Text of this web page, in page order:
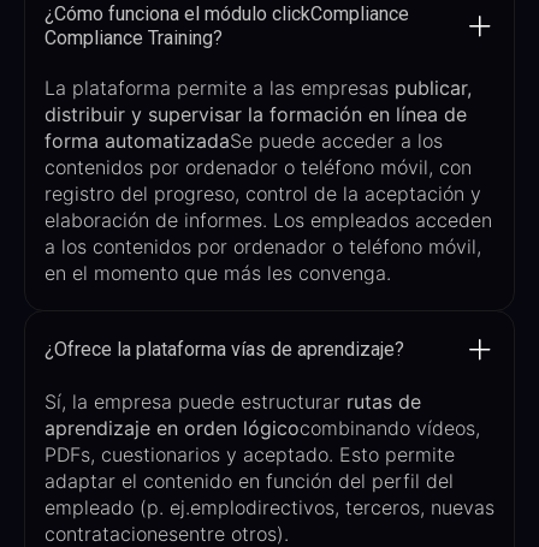
¿Cómo funciona el módulo clickCompliance
Compliance Training?
La plataforma permite a las empresas publicar,
distribuir y supervisar la formación en línea de
forma automatizadaSe puede acceder a los
contenidos por ordenador o teléfono móvil, con
registro del progreso, control de la aceptación y
elaboración de informes. Los empleados acceden
a los contenidos por ordenador o teléfono móvil,
en el momento que más les convenga.
¿Ofrece la plataforma vías de aprendizaje?
Sí, la empresa puede estructurar rutas de
aprendizaje en orden lógicocombinando vídeos,
PDFs, cuestionarios y aceptado. Esto permite
adaptar el contenido en función del perfil del
empleado (p. ej.emplodirectivos, terceros, nuevas
contratacionesentre otros).